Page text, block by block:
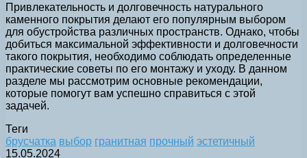
Привлекательность и долговечность натурального
каменного покрытия делают его популярным выбором
для обустройства различных пространств. Однако, чтобы
добиться максимальной эффективности и долговечности
такого покрытия, необходимо соблюдать определенные
практические советы по его монтажу и уходу. В данном
разделе мы рассмотрим основные рекомендации,
которые помогут вам успешно справиться с этой
задачей.
Теги
брусчатка выбор гранитная прочный эстетичный
15.05.2024